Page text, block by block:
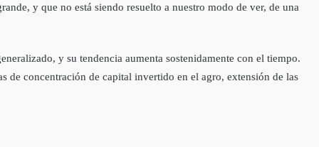
y que no está siendo resuelto a nuestro modo de ver, de una
y su tendencia aumenta sostenidamente con el tiempo.
de concentración de capital invertido en el agro, extensión de las